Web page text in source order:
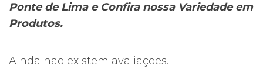
Ponte de Lima e Confira nossa Variedade em
Produtos.
Ainda não existem avaliações.